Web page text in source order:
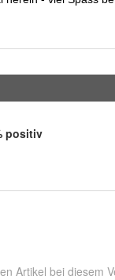
positiv
Artikel bei diesem